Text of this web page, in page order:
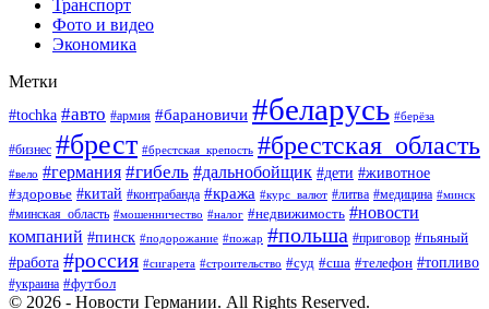
Транспорт
Фото и видео
Экономика
Метки
#tochka #авто #армия #барановичи #беларусь #берёза
#бизнес #брест #брестская_крепость #брестская_область
#вело #германия #гибель #дальнобойщик #дети #животное
#здоровье #китай #контрабанда #кража #курс_валют #литва #медицина #минск
#минская_область #мошенничество #налог #недвижимость #новости
компаний #пинск #подорожание #пожар #польша #приговор #пьяный
#работа #россия #сигарета #строительство #суд #сша #телефон #топливо
#украина #футбол
© 2026 - Новости Германии. All Rights Reserved.